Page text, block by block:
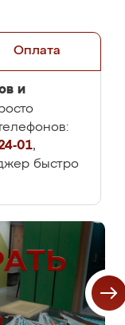
Оплата
и
01,
быстро